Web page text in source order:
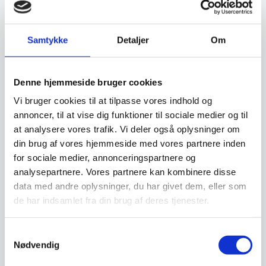
Samtykke Detaljer Om
Denne hjemmeside bruger cookies
Vi bruger cookies til at tilpasse vores indhold og
annoncer, til at vise dig funktioner til sociale medier og til
at analysere vores trafik. Vi deler også oplysninger om
din brug af vores hjemmeside med vores partnere inden
for sociale medier, annonceringspartnere og
analysepartnere. Vores partnere kan kombinere disse
data med andre oplysninger, du har givet dem, eller som
de har indsamlet fra din brug af deres tjenester.
Nødvendig
Super tilbud – 4 pers.
Komplet café bord med
Grå eg melamin
Restaurantbord med Grå Eg
999,00
DKK
Super tilbud – 4 pers.
Komplet café bord med
Lys eg melamin bordplade
Restaurantbord med Lys Eg